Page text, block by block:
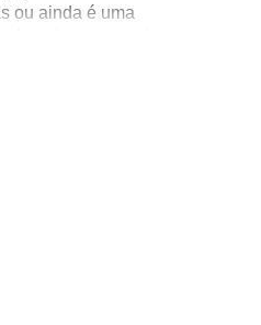
ou ainda é uma
de morte tenha
que
E aí,